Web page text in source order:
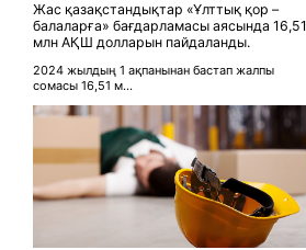
Жас қазақстандықтар «Ұлттық қор –
балаларға» бағдарламасы аясында 16,51
млн АҚШ долларын пайдаланды.
2024 жылдың 1 ақпанынан бастап жалпы
сомасы 16,51 м...